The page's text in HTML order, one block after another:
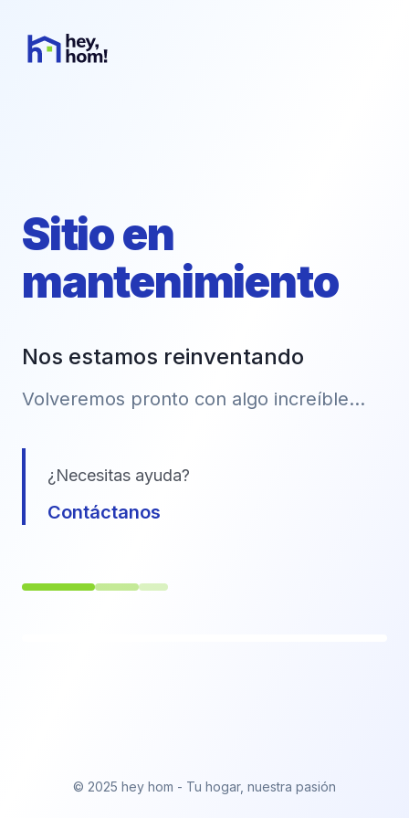
Sitio en
mantenimiento
Nos estamos reinventando
Volveremos pronto con algo increíble...
¿Necesitas ayuda?
Contáctanos
© 2025 hey hom - Tu hogar, nuestra pasión